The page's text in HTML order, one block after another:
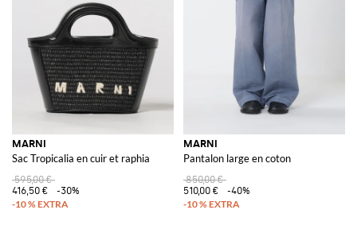
MARNI
Sac Tropicalia en cuir et raphia
595,00 €
416,50 €
-30%
MARNI
Pantalon large en coton
850,00 €
510,00 €
-40%